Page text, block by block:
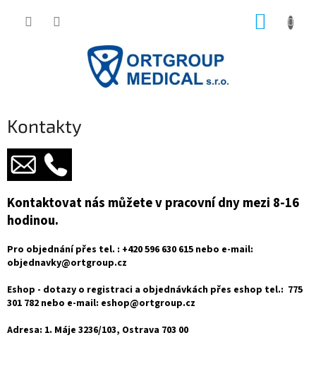
Kontakty
Kontaktovat nás můžete v pracovní dny mezi 8-16
hodinou.
Pro objednání přes tel. : +420 596 630 615 nebo e-mail:
objednavky@ortgroup.cz
Eshop - dotazy o registraci a objednávkách přes eshop tel.: 775
301 782 nebo e-mail: eshop@ortgroup.cz
Adresa: 1. Máje 3236/103, Ostrava 703 00